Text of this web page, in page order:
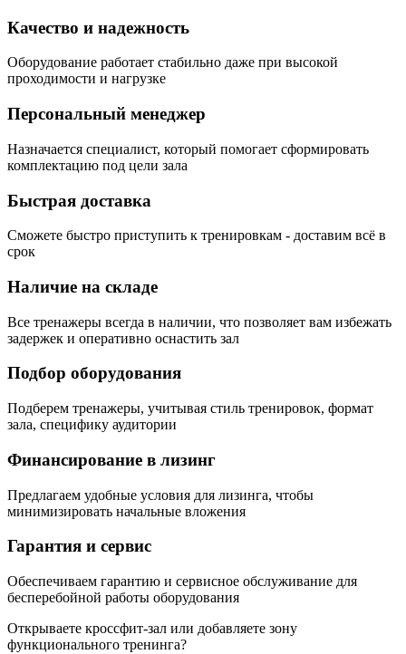
Качество и надежность
Оборудование работает стабильно даже при высокой
проходимости и нагрузке
Персональный менеджер
Назначается специалист, который помогает сформировать
комплектацию под цели зала
Быстрая доставка
Сможете быстро приступить к тренировкам - доставим всё в
срок
Наличие на складе
Все тренажеры всегда в наличии, что позволяет вам избежать
задержек и оперативно оснастить зал
Подбор оборудования
Подберем тренажеры, учитывая стиль тренировок, формат
зала, специфику аудитории
Финансирование в лизинг
Предлагаем удобные условия для лизинга, чтобы
минимизировать начальные вложения
Гарантия и сервис
Обеспечиваем гарантию и сервисное обслуживание для
бесперебойной работы оборудования
Открываете кроссфит-зал или добавляете зону
функционального тренинга?